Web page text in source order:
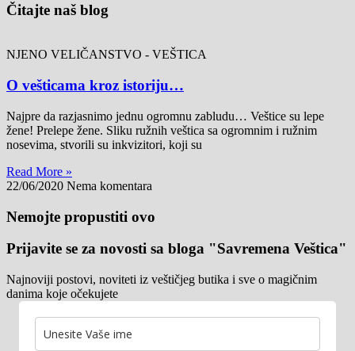
Čitajte naš blog
NJENO VELIČANSTVO - VEŠTICA
O vešticama kroz istoriju…
Najpre da razjasnimo jednu ogromnu zabludu… Veštice su lepe
žene! Prelepe žene. Sliku ružnih veštica sa ogromnim i ružnim
nosevima, stvorili su inkvizitori, koji su
Read More »
22/06/2020 Nema komentara
Nemojte propustiti ovo
Prijavite se za novosti sa bloga "Savremena Veštica"
Najnoviji postovi, noviteti iz veštičjeg butika i sve o magičnim
danima koje očekujete